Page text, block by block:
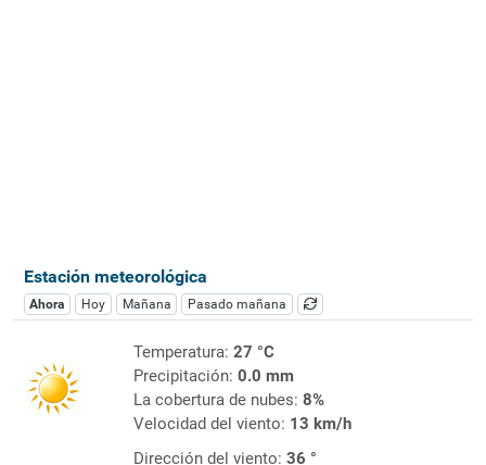
Estación meteorológica
Ahora Hoy Mañana Pasado mañana
Temperatura: 27 °C
Precipitación: 0.0 mm
La cobertura de nubes: 8%
Velocidad del viento: 13 km/h
Dirección del viento: 36 °